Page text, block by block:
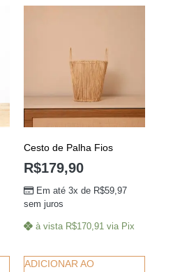
Cesto de Palha Fios
R$179,90
Em até 3x de R$59,97
sem juros
à vista R$170,91 via Pix
ADICIONAR AO